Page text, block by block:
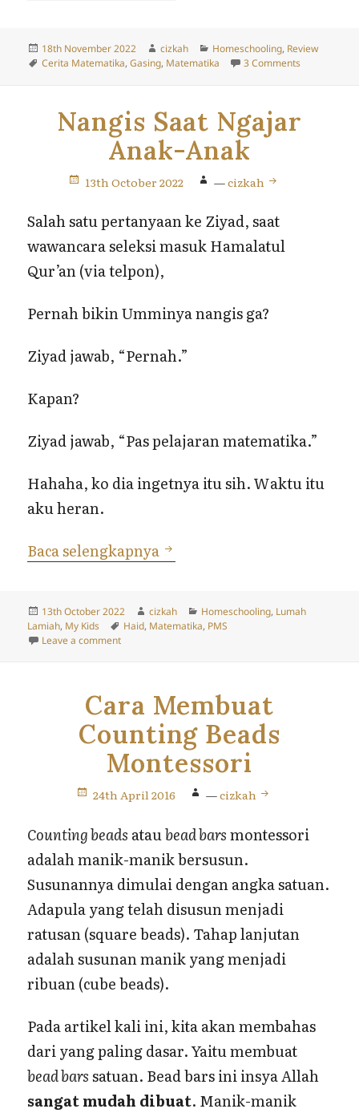
Posted
on
18th November 2022 Author
cizkah Categories
Homeschooling, Review
Tags
Cerita Matematika,Gasing, Matematika 3 Commentson Buku
Nangis Saat Ngajar
Anak-Anak
13th October 2022 —cizkah
Salah satu pertanyaan ke Ziyad, saat
wawancara seleksi masuk Hamalatul
Qur’an (via telpon),
Pernah bikin Umminya nangis ga?
Ziyad jawab, “Pernah.”
Kapan?
Ziyad jawab, “Pas pelajaran matematika.”
Hahaha, ko dia ingetnya itu sih. Waktu itu
aku heran.
Baca selengkapnya Nangis Saat Ngajar Anak-
Posted
on
13th October 2022 Author
cizkah Categories
Homeschooling, Lumah
Lamiah, My Kids Tags
Haid, Matematika, PMS
Leave a commenton Nangis Saat Ngajar Anak-Anak
Cara Membuat
Counting Beads
Montessori
24th April 2016 —cizkah
Counting beads ataubead barsmontessori
adalah manik-manik bersusun.
Susunannya dimulai dengan angka satuan.
Adapula yang telah disusun menjadi
ratusan (square beads). Tahap lanjutan
adalah susunan manik yang menjadi
ribuan (cube beads).
Pada artikel kali ini, kita akan membahas
dari yang paling dasar. Yaitu membuat
bead barssatuan. Bead bars ini insya Allah
sangat mudah dibuat. Manik-manik